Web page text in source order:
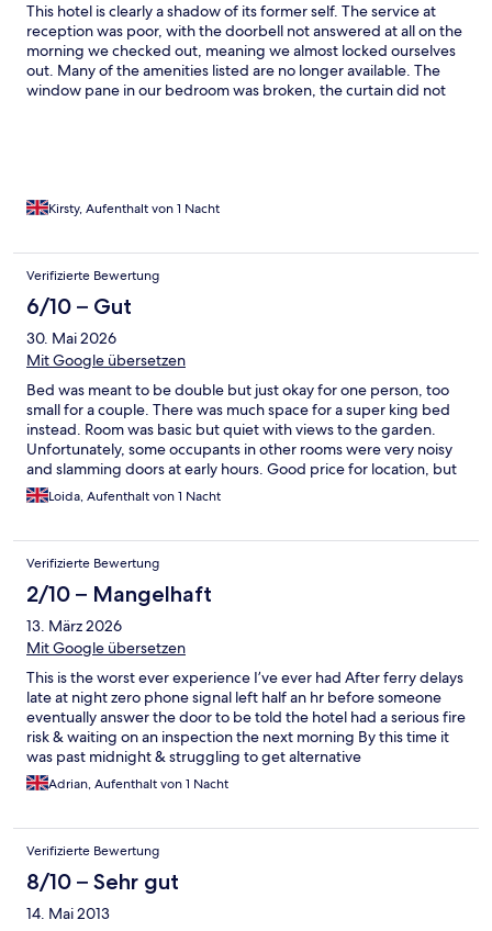
This hotel is clearly a shadow of its former self. The service at
reception was poor, with the doorbell not answered at all on the
morning we checked out, meaning we almost locked ourselves
out. Many of the amenities listed are no longer available. The
window pane in our bedroom was broken, the curtain did not
Kirsty, Aufenthalt von 1 Nacht
Verifizierte Bewertung
6/10 – Gut
30. Mai 2026
Mit Google übersetzen
Bed was meant to be double but just okay for one person, too
small for a couple. There was much space for a super king bed
instead. Room was basic but quiet with views to the garden.
Unfortunately, some occupants in other rooms were very noisy
and slamming doors at early hours. Good price for location, but
a bit sad room. Customer service needs a lot of improvement
and a code on front door for people to make their own way; as
reception! It was rather dissapointing at 14:30 pm.
Loida, Aufenthalt von 1 Nacht
Verifizierte Bewertung
2/10 – Mangelhaft
13. März 2026
Mit Google übersetzen
This is the worst ever experience I’ve ever had After ferry delays
late at night zero phone signal left half an hr before someone
eventually answer the door to be told the hotel had a serious fire
risk & waiting on an inspection the next morning By this time it
was past midnight & struggling to get alternative
accommodation so had No option but to sleep across my seats
leave unable to use my breathing machine I will never use this
refund
Adrian, Aufenthalt von 1 Nacht
Verifizierte Bewertung
8/10 – Sehr gut
14. Mai 2013